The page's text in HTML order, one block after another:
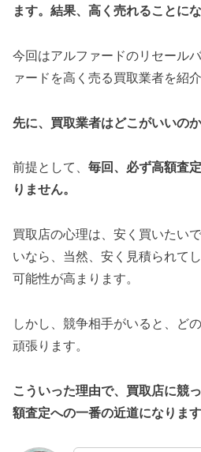
ます。結果、高く売れることにな
今回はアルファードのリセール
ァードを高く売る買取業者を紹介
先に、買取業者はどこがいいの
前提として、 毎回、必ず高額査
りません。
買取店の心理は、安く買いたい
いなら、当然、安く見積られて
可能性が高まります。
しかし、競争相手がいると、ど
頑張ります。
こういった理由で、買取店に競
額査定への一番の近道になります